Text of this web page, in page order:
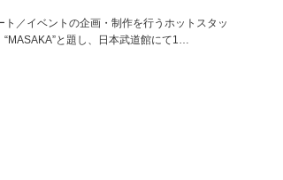
／イベントの企画・制作を行うホットスタッ
と題し、日本武道館にて1…